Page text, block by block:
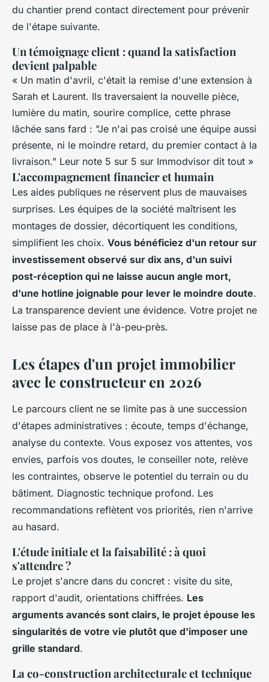
du chantier prend contact directement pour prévenir
de l'étape suivante.
Un témoignage client : quand la satisfaction
devient palpable
« Un matin d'avril, c'était la remise d'une extension à
Sarah et Laurent. Ils traversaient la nouvelle pièce,
lumière du matin, sourire complice, cette phrase
lâchée sans fard : "Je n'ai pas croisé une équipe aussi
présente, ni le moindre retard, du premier contact à la
livraison." Leur note 5 sur 5 sur Immodvisor dit tout »
L'accompagnement financier et humain
Les aides publiques ne réservent plus de mauvaises
surprises. Les équipes de la société maîtrisent les
montages de dossier, décortiquent les conditions,
simplifient les choix. Vous bénéficiez d'un retour sur
investissement observé sur dix ans, d'un suivi
post-réception qui ne laisse aucun angle mort,
d'une hotline joignable pour lever le moindre doute.
La transparence devient une évidence. Votre projet ne
laisse pas de place à l'à-peu-près.
Les étapes d'un projet immobilier
avec le constructeur en 2026
Le parcours client ne se limite pas à une succession
d'étapes administratives : écoute, temps d'échange,
analyse du contexte. Vous exposez vos attentes, vos
envies, parfois vos doutes, le conseiller note, relève
les contraintes, observe le potentiel du terrain ou du
bâtiment. Diagnostic technique profond. Les
recommandations reflètent vos priorités, rien n'arrive
au hasard.
L'étude initiale et la faisabilité : à quoi
s'attendre ?
Le projet s'ancre dans du concret : visite du site,
rapport d'audit, orientations chiffrées. Les
arguments avancés sont clairs, le projet épouse les
singularités de votre vie plutôt que d'imposer une
grille standard.
La co-construction architecturale et technique